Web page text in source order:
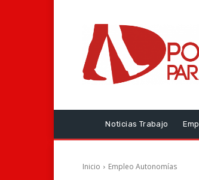
Noticias Trabajo
Inicio Empleo Autonomías